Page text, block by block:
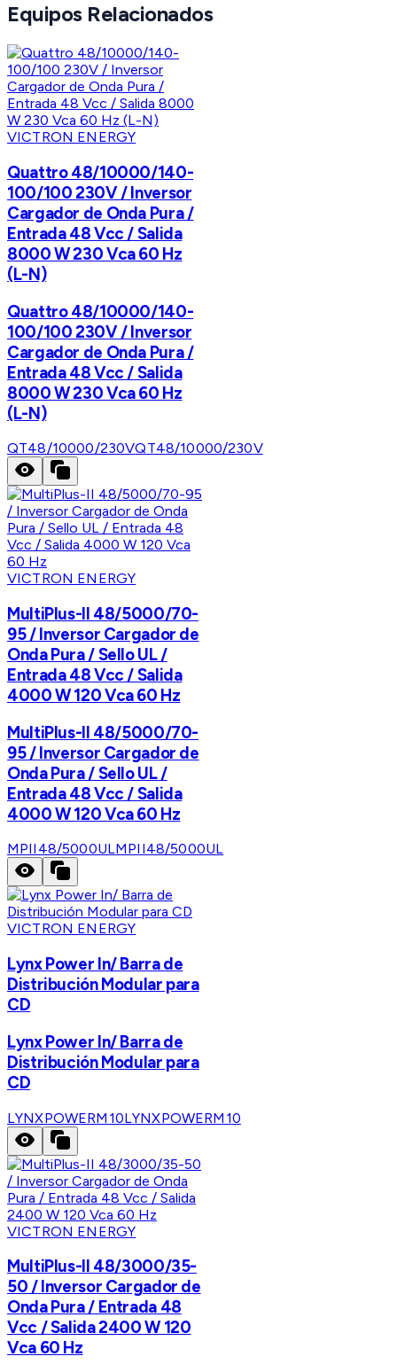
Equipos Relacionados
VICTRON ENERGY
Quattro 48/10000/140-
100/100 230V / Inversor
Cargador de Onda Pura /
Entrada 48 Vcc / Salida
8000 W 230 Vca 60 Hz
(L-N)
Quattro 48/10000/140-
100/100 230V / Inversor
Cargador de Onda Pura /
Entrada 48 Vcc / Salida
8000 W 230 Vca 60 Hz
(L-N)
QT48/10000/230VQT48/10000/230V
VICTRON ENERGY
MultiPlus-II 48/5000/70-
95 / Inversor Cargador de
Onda Pura / Sello UL /
Entrada 48 Vcc / Salida
4000 W 120 Vca 60 Hz
MultiPlus-II 48/5000/70-
95 / Inversor Cargador de
Onda Pura / Sello UL /
Entrada 48 Vcc / Salida
4000 W 120 Vca 60 Hz
MPII48/5000ULMPII48/5000UL
VICTRON ENERGY
Lynx Power In/ Barra de
Distribución Modular para
CD
Lynx Power In/ Barra de
Distribución Modular para
CD
LYNXPOWERM10LYNXPOWERM10
VICTRON ENERGY
MultiPlus-II 48/3000/35-
50 / Inversor Cargador de
Onda Pura / Entrada 48
Vcc / Salida 2400 W 120
Vca 60 Hz